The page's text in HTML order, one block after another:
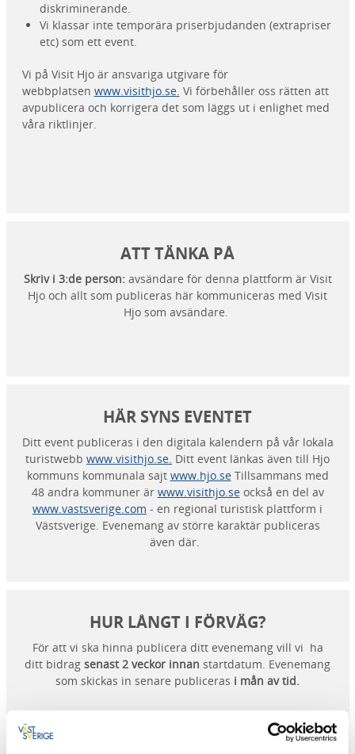
diskriminerande.
Vi klassar inte temporära priserbjudanden (extrapriser
etc) som ett event.
Vi på Visit Hjo är ansvariga utgivare för
webbplatsen www.visithjo.se. Vi förbehåller oss rätten att
avpublicera och korrigera det som läggs ut i enlighet med
våra riktlinjer.
ATT TÄNKA PÅ
Skriv i 3:de person: avsändare för denna plattform är Visit
Hjo och allt som publiceras här kommuniceras med Visit
Hjo som avsändare.
HÄR SYNS EVENTET
Ditt event publiceras i den digitala kalendern på vår lokala
turistwebb www.visithjo.se. Ditt event länkas även till Hjo
kommuns kommunala sajt www.hjo.seTillsammans med
48 andra kommuner är www.visithjo.seockså en del av
www.vastsverige.com - en regional turistisk plattform i
Västsverige. Evenemang av större karaktär publiceras
även där.
HUR LÅNGT I FÖRVÄG?
För att vi ska hinna publicera ditt evenemang vill vi ha
ditt bidrag senast 2 veckor innan startdatum. Evenemang
som skickas in senare publiceras i mån av tid.